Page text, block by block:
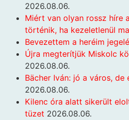
2026.08.06.
Miért van olyan rossz híre
történik, ha kezeletlenül
Bevezettem a heréim
Újra megterítjük Miskolc
2026.08.06.
Bächer Iván: jó a város, de
2026.08.06.
Kilenc óra alatt sikerült
tüzet 2026.08.06.